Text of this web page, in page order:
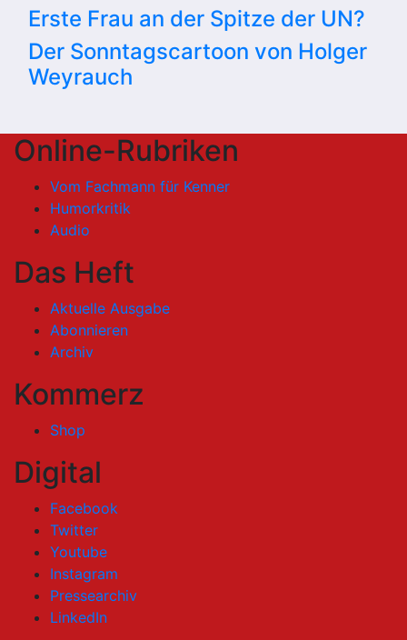
Erste Frau an der Spitze der UN?
Der Sonntagscartoon von Holger
Weyrauch
Online-Rubriken
Vom Fachmann für Kenner
Humorkritik
Audio
Das Heft
Aktuelle Ausgabe
Abonnieren
Archiv
Kommerz
Shop
Digital
Facebook
Twitter
Youtube
Instagram
Pressearchiv
LinkedIn